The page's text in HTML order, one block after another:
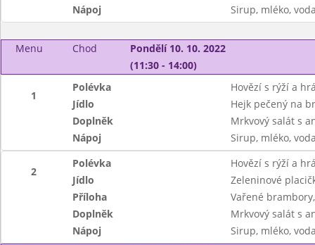
Nápoj
Sirup, mléko,
Menu Chod
Pondělí 10. 10. 2022
(11:30 - 14:00)
1
Polévka
Hovězí s rýží a
Jídlo
Hejk pečený na
Doplněk
Mrkvový salát s
Nápoj
Sirup, mléko,
2
Polévka
Hovězí s rýží a
Jídlo
Zeleninové
Příloha
Vařené
Doplněk
Mrkvový salát s
Nápoj
Sirup, mléko,